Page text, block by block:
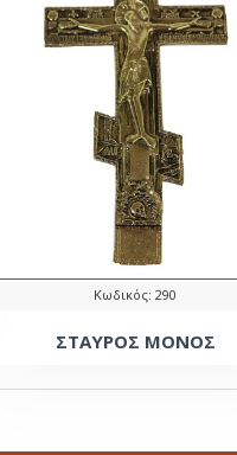
Κωδικός: 290
ΣΤΑΥΡΟΣ ΜΟΝΟΣ